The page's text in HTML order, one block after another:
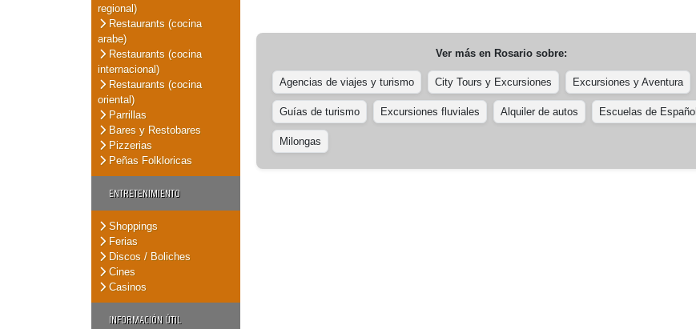
regional)
Restaurants (cocina
arabe)
Restaurants (cocina
internacional)
Restaurants (cocina
oriental)
Parrillas
Bares y Restobares
Pizzerias
Peñas Folkloricas
ENTRETENIMIENTO
Shoppings
Ferias
Discos / Boliches
Cines
Casinos
INFORMACIÓN ÚTIL
Ver más en Rosariosobre:
Agencias de viajes y turismo City Tours y Excursiones Excursiones y Aventura
Guías de turismo Excursiones fluviales Alquiler de autos Escuelas de Español
Milongas